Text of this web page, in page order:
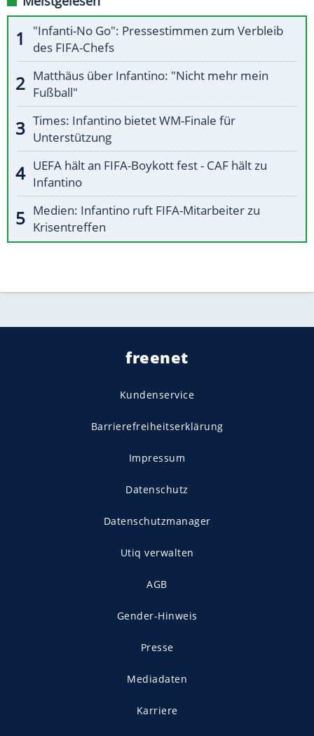
"Infanti-No Go": Pressestimmen zum Verbleib
des FIFA-Chefs
Matthäus über Infantino: "Nicht mehr mein
Fußball"
Times: Infantino bietet WM-Finale für
Unterstützung
UEFA hält an FIFA-Boykott fest - CAF hält zu
Infantino
Medien: Infantino ruft FIFA-Mitarbeiter zu
Krisentreffen
freenet
Kundenservice
Barrierefreiheitserklärung
Impressum
Datenschutz
Datenschutzmanager
Utiq verwalten
AGB
Gender-Hinweis
Presse
Mediadaten
Karriere